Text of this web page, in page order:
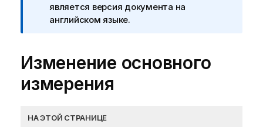
является версия документа на
английском языке.
Изменение основного
измерения
НА ЭТОЙ СТРАНИЦЕ